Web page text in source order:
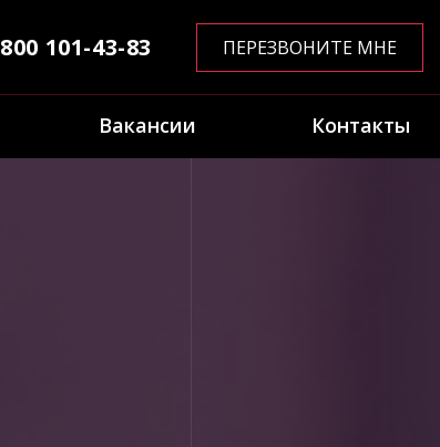
101-43-83 ПЕРЕЗВОНИТЕ МНЕ
Вакансии Контакты